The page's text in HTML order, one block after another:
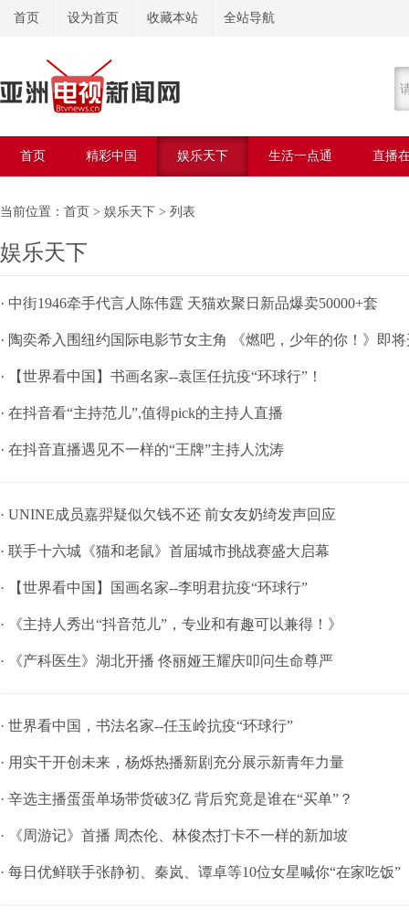
首页 设为首页 收藏本站 全站导航
首页 精彩中国 娱乐天下 生活一点通 直播
当前位置： 首页 > 娱乐天下 > 列表
娱乐天下
· 中街1946牵手代言人陈伟霆 天猫欢聚日新品爆卖50000+套
· 陶奕希入围纽约国际电影节女主角 《燃吧，少年的你！》即
· 【世界看中国】书画名家--袁匡任抗疫“环球行”！
· 在抖音看“主持范儿”,值得pick的主持人直播
· 在抖音直播遇见不一样的“王牌”主持人沈涛
· UNINE成员嘉羿疑似欠钱不还 前女友奶绮发声回应
· 联手十六城《猫和老鼠》首届城市挑战赛盛大启幕
· 【世界看中国】国画名家--李明君抗疫“环球行”
· 《主持人秀出“抖音范儿”，专业和有趣可以兼得！》
· 《产科医生》湖北开播 佟丽娅王耀庆叩问生命尊严
· 世界看中国，书法名家--任玉岭抗疫“环球行”
· 用实干开创未来，杨烁热播新剧充分展示新青年力量
· 辛选主播蛋蛋单场带货破3亿 背后究竟是谁在“买单”？
· 《周游记》首播 周杰伦、林俊杰打卡不一样的新加坡
· 每日优鲜联手张静初、秦岚、谭卓等10位女星喊你“在家吃饭”